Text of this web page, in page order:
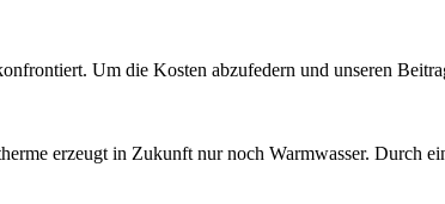
Um die Kosten abzufedern und unseren
erzeugt in Zukunft nur noch Warmwasser. Durch